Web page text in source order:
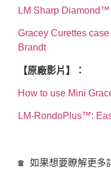
LM Sharp
Gracey Curettes
Brandt
【原廠影片】：
How to use Mini
LM-RondoPlus™:
☎ 如果想要瞭解更多